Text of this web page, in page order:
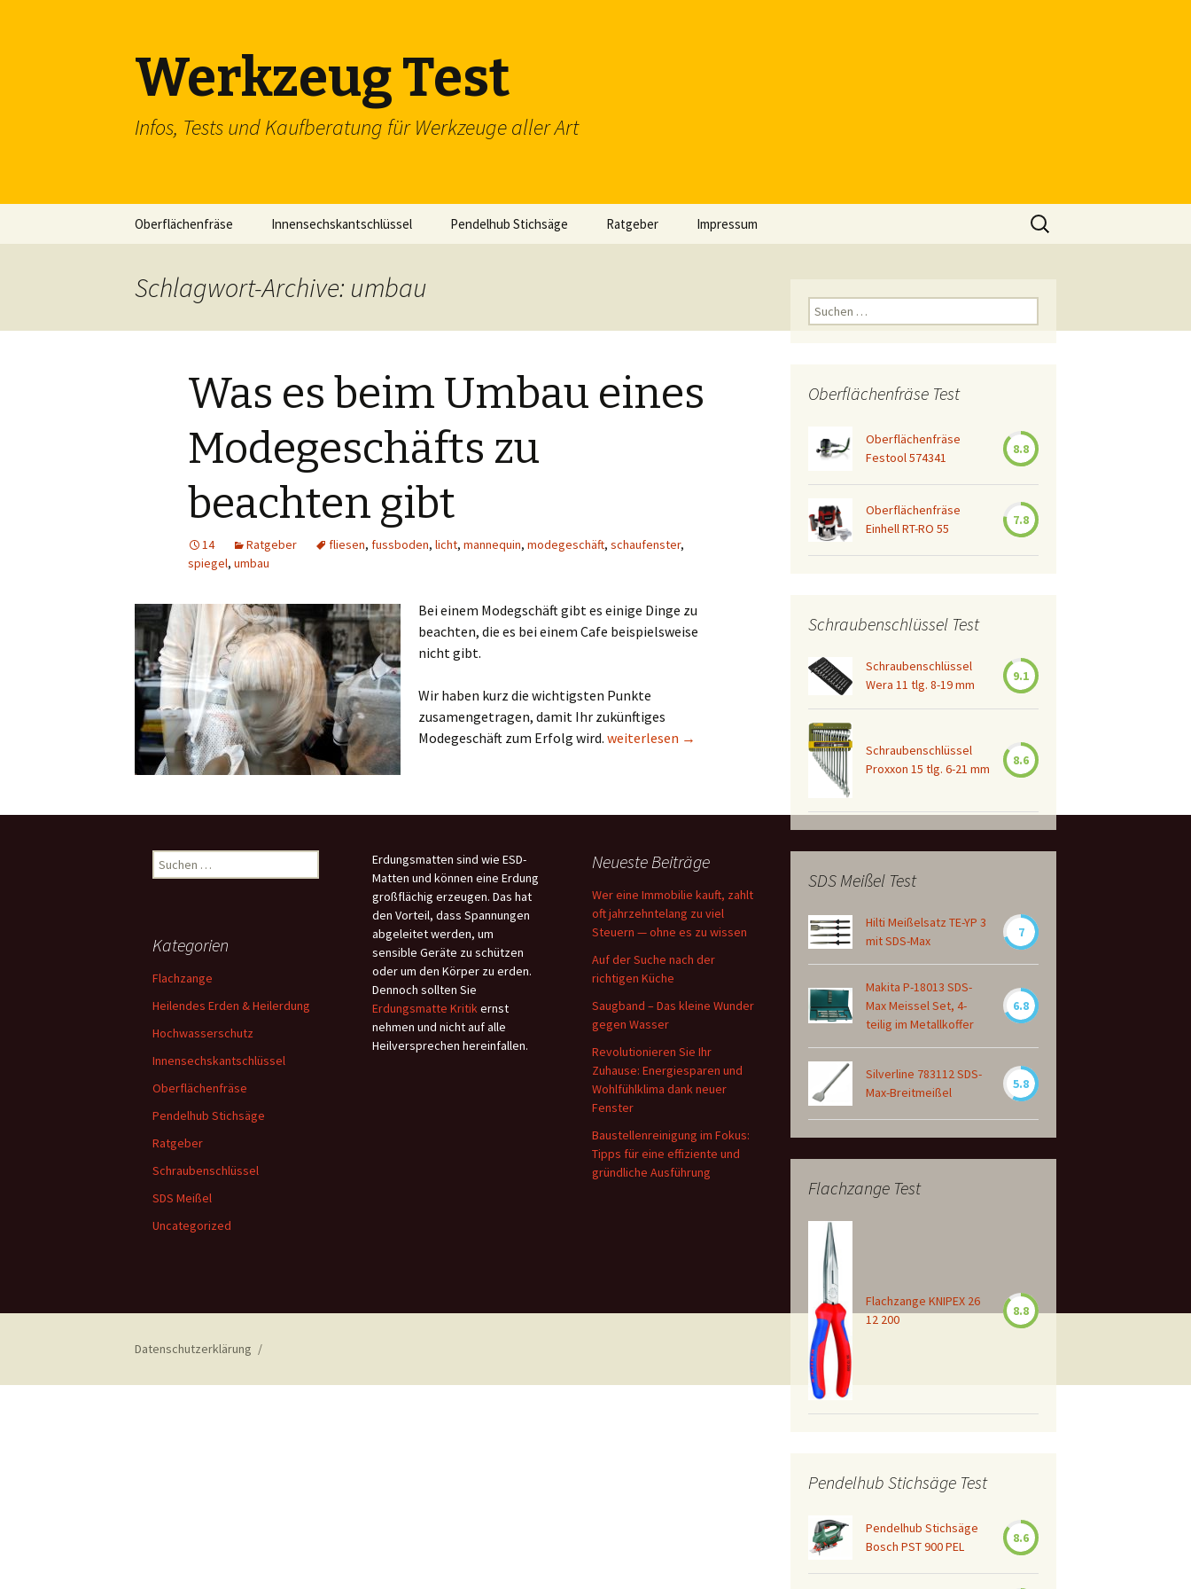
Werkzeug Test
Infos, Tests und Kaufberatung für Werkzeuge aller Art
Oberflächenfräse Innensechskantschlüssel Pendelhub Stichsäge Ratgeber Impressum
Suchen
nach:
Schlagwort-Archive: umbau
Was es beim Umbau eines
Modegeschäfts zu
beachten gibt
14 Ratgeber fliesen, fussboden, licht, mannequin, modegeschäft, schaufenster,
spiegel, umbau
Bei einem Modegschäft gibt es einige Dinge zu
beachten, die es bei einem Cafe beispielsweise
nicht gibt.
Wir haben kurz die wichtigsten Punkte
zusamengetragen, damit Ihr zukünftiges
Modegeschäft zum Erfolg wird. Was es beim Umbau eines Modegeschäfts zu beachten gibt
weiterlesen →
Suchen
nach:
Oberflächenfräse Test
Oberflächenfräse
Festool 574341
8.8
Oberflächenfräse
Einhell RT-RO 55
7.8
Schraubenschlüssel Test
Schraubenschlüssel
Wera 11 tlg. 8-19 mm
9.1
Schraubenschlüssel
Proxxon 15 tlg. 6-21 mm
8.6
SDS Meißel Test
Hilti Meißelsatz TE-YP 3
mit SDS-Max
7
Makita P-18013 SDS-
Max Meissel Set, 4-
teilig im Metallkoffer
6.8
Silverline 783112 SDS-
Max-Breitmeißel
5.8
Flachzange Test
Flachzange KNIPEX 26
12 200
8.8
Pendelhub Stichsäge Test
Pendelhub Stichsäge
Bosch PST 900 PEL
8.6
Suchen
nach:
Erdungsmatten sind wie ESD-
Matten und können eine Erdung
großflächig erzeugen. Das hat
den Vorteil, dass Spannungen
abgeleitet werden, um
sensible Geräte zu schützen
oder um den Körper zu erden.
Dennoch sollten Sie
Erdungsmatte Kritikernst
nehmen und nicht auf alle
Heilversprechen hereinfallen.
Neueste Beiträge
Wer eine Immobilie kauft, zahlt
oft jahrzehntelang zu viel
Steuern — ohne es zu wissen
Auf der Suche nach der
richtigen Küche
Saugband – Das kleine Wunder
gegen Wasser
Revolutionieren Sie Ihr
Zuhause: Energiesparen und
Wohlfühlklima dank neuer
Fenster
Baustellenreinigung im Fokus:
Tipps für eine effiziente und
gründliche Ausführung
Kategorien
Flachzange
Heilendes Erden & Heilerdung
Hochwasserschutz
Innensechskantschlüssel
Oberflächenfräse
Pendelhub Stichsäge
Ratgeber
Schraubenschlüssel
SDS Meißel
Uncategorized
Datenschutzerklärung